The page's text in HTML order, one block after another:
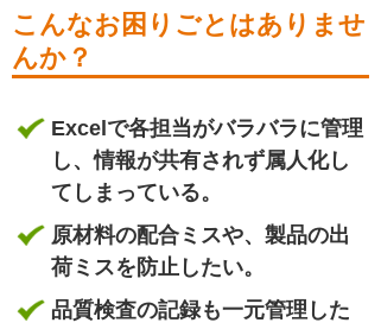
こんなお困りごとはありませ
んか？
Excelで各担当がバラバラに管理
し、情報が共有されず属人化し
てしまっている。
原材料の配合ミスや、製品の出
荷ミスを防止したい。
品質検査の記録も一元管理した